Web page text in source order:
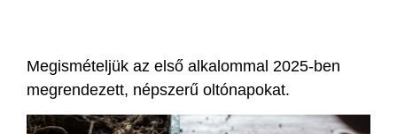
Megismételjük az első alkalommal 2025-ben
megrendezett, népszerű oltónapokat.